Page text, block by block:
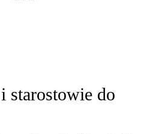
starostowie do